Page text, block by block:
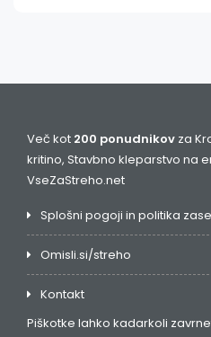
Več kot 200 ponudnikov za
kritino, Stavbno kleparstvo na
VseZaStreho.net
Splošni pogoji in politika
Omisli.si/streho
Kontakt
Piškotke lahko kadarkoli